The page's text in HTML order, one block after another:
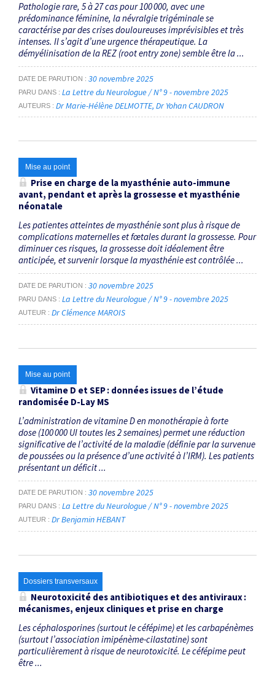
Pathologie rare, 5 à 27 cas pour 100 000, avec une
prédominance féminine, la névralgie trigéminale se
caractérise par des crises douloureuses imprévisibles et très
intenses. Il s’agit d’une urgence thérapeutique. La
démyélinisation de la REZ (root entry zone) semble être la ...
DATE DE PARUTION 30 novembre 2025
PARU DANS La Lettre du Neurologue / N° 9 - novembre 2025
AUTEURS Dr Marie-Hélène DELMOTTE Dr Yohan CAUDRON
Mise au point
Prise en charge de la myasthénie auto-immune
avant, pendant et après la grossesse et myasthénie
néonatale
Les patientes atteintes de myasthénie sont plus à risque de
complications maternelles et fœtales durant la grossesse. Pour
diminuer ces risques, la grossesse doit idéalement être
anticipée, et survenir lorsque la myasthénie est contrôlée ...
DATE DE PARUTION 30 novembre 2025
PARU DANS La Lettre du Neurologue / N° 9 - novembre 2025
AUTEUR Dr Clémence MAROIS
Mise au point
Vitamine D et SEP : données issues de l’étude
randomisée D-Lay MS
L’administration de vitamine D en monothérapie à forte
dose (100 000 UI toutes les 2 semaines) permet une réduction
significative de l’activité de la maladie (définie par la survenue
de poussées ou la présence d’une activité à l’IRM). Les patients
présentant un déficit ...
DATE DE PARUTION 30 novembre 2025
PARU DANS La Lettre du Neurologue / N° 9 - novembre 2025
AUTEUR Dr Benjamin HEBANT
Dossiers transversaux
Neurotoxicité des antibiotiques et des antiviraux :
mécanismes, enjeux cliniques et prise en charge
Les céphalosporines (surtout le céfépime) et les carbapénèmes
(surtout l’association imipénème-cilastatine) sont
particulièrement à risque de neurotoxicité. Le céfépime peut
être ...